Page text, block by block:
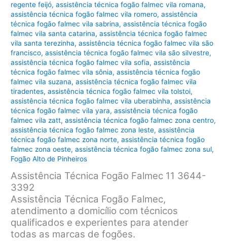
regente feijó,assistência técnica fogão falmec vila romana,
assistência técnica fogão falmec vila romero,assistência
técnica fogão falmec vila sabrina,assistência técnica fogão
falmec vila santa catarina,assistência técnica fogão falmec
vila santa terezinha,assistência técnica fogão falmec vila são
francisco,assistência técnica fogão falmec vila são silvestre,
assistência técnica fogão falmec vila sofia,assistência
técnica fogão falmec vila sônia,assistência técnica fogão
falmec vila suzana,assistência técnica fogão falmec vila
tiradentes,assistência técnica fogão falmec vila tolstoi,
assistência técnica fogão falmec vila uberabinha,assistência
técnica fogão falmec vila yara,assistência técnica fogão
falmec vila zatt,assistência técnica fogão falmec zona centro,
assistência técnica fogão falmec zona leste,assistência
técnica fogão falmec zona norte,assistência técnica fogão
falmec zona oeste,assistência técnica fogão falmec zona sul,
Fogão Alto de Pinheiros
Assistência Técnica Fogão Falmec 11 3644-
3392
Assistência Técnica Fogão Falmec,
atendimento a domicílio com técnicos
qualificados e experientes para atender
todas as marcas de fogões.